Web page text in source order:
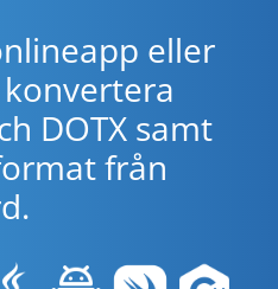
eller
konvertera
DOTX samt
från